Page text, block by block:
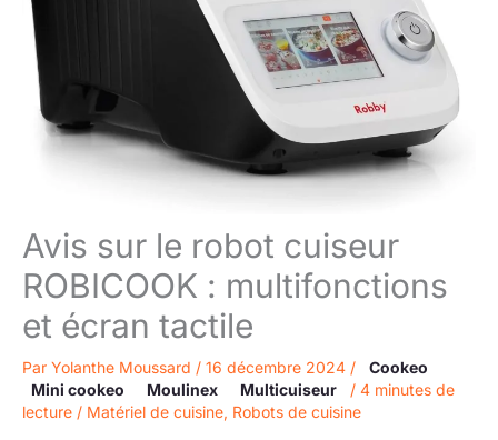
Avis sur le robot cuiseur
ROBICOOK : multifonctions
et écran tactile
Par Yolanthe Moussard / 16 décembre 2024 /
Cookeo
Mini cookeo
Moulinex Multicuiseur / 4 minutes de
lecture / Matériel de cuisine, Robots de cuisine